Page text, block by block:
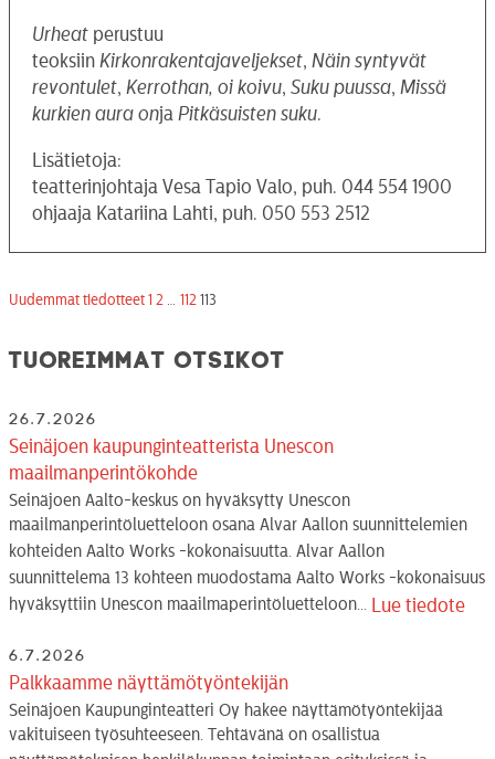
Urheat perustuu
teoksiin Kirkonrakentajaveljekset, Näin syntyvät
revontulet, Kerrothan, oi koivu, Suku puussa, Missä
kurkien aura onja Pitkäsuisten suku.
Lisätietoja:
teatterinjohtaja Vesa Tapio Valo, puh. 044 554 1900
ohjaaja Katariina Lahti, puh. 050 553 2512
Uudemmat tiedotteet 1 2 … 112 113
Tuoreimmat otsikot
26.7.2026
Seinäjoen kaupunginteatterista Unescon
maailmanperintökohde
Seinäjoen Aalto-keskus on hyväksytty Unescon
maailmanperintöluetteloon osana Alvar Aallon suunnittelemien
kohteiden Aalto Works -kokonaisuutta. Alvar Aallon
suunnittelema 13 kohteen muodostama Aalto Works -kokonaisuus
hyväksyttiin Unescon maailmaperintöluetteloon...
Lue tiedote
6.7.2026
Palkkaamme näyttämötyöntekijän
Seinäjoen Kaupunginteatteri Oy hakee näyttämötyöntekijää
vakituiseen työsuhteeseen. Tehtävänä on osallistua